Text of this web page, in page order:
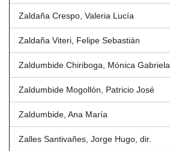
Zaldaña Crespo, Valeria Lucía
Zaldaña Viteri, Felipe Sebastián
Zaldumbide Chiriboga, Mónica Gabriela
Zaldumbide Mogollón, Patricio José
Zaldumbide, Ana María
Zalles Santivañes, Jorge Hugo, dir.